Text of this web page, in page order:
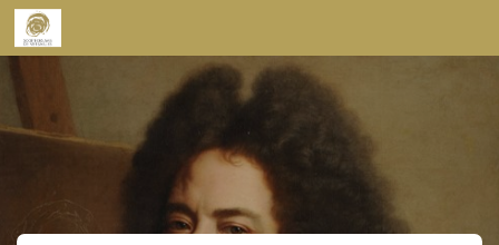
Skip to content